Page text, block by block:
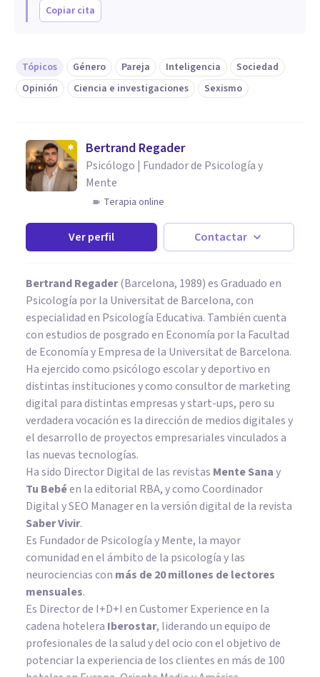
Copiar cita
Tópicos Género Pareja Inteligencia
Sociedad
Opinión
Ciencia e investigaciones Sexismo
Bertrand Regader
Psicólogo | Fundador de Psicología y
Mente
Terapia online
Ver perfil Contactar
Bertrand Regader(Barcelona, 1989) es Graduado en
Psicología por la Universitat de Barcelona, con
especialidad en Psicología Educativa. También cuenta
con estudios de posgrado en Economía por la Facultad
de Economía y Empresa de la Universitat de Barcelona.
Ha ejercido como psicólogo escolar y deportivo en
distintas instituciones y como consultor de marketing
digital para distintas empresas y start-ups, pero su
verdadera vocación es la dirección de medios digitales y
el desarrollo de proyectos empresariales vinculados a
las nuevas tecnologías.
Ha sido Director Digital de las revistas Mente Sanay
Tu Bebéen la editorial RBA, y como Coordinador
Digital y SEO Manager en la versión digital de la revista
Saber Vivir.
Es Fundador de Psicología y Mente, la mayor
comunidad en el ámbito de la psicología y las
neurociencias con más de 20 millones de lectores
mensuales.
Es Director de I+D+I en Customer Experience en la
cadena hotelera Iberostar, liderando un equipo de
profesionales de la salud y del ocio con el objetivo de
potenciar la experiencia de los clientes en más de 100